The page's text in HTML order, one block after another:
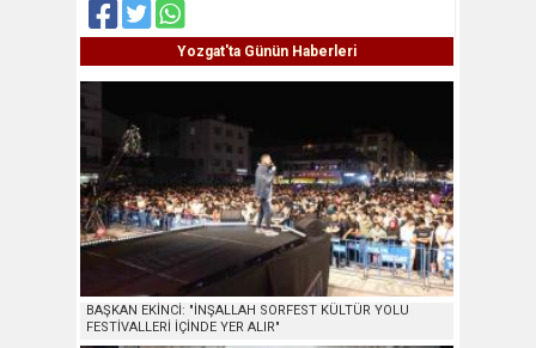
Yozgat'ta Günün Haberleri
BAŞKAN EKİNCİ: "İNŞALLAH SORFEST KÜLTÜR YOLU
FESTİVALLERİ İÇİNDE YER ALIR"